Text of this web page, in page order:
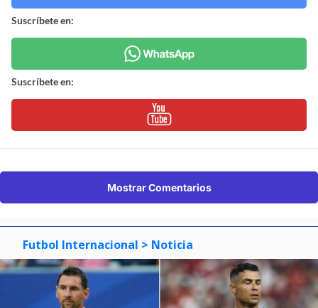
Suscríbete en:
Suscríbete en:
Mostrar Comentarios
Futbol Internacional > Noticia